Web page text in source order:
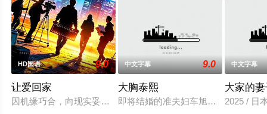
HD国语 9.0
让爱回家
因机缘巧合，向现实妥协的导演朱达仁萌生拍一部《河南人在
中文字幕 9.0
大胸泰熙
即将结婚的准夫妇车旭和敏珠，车旭
中文字幕
大家的
2025 / 日